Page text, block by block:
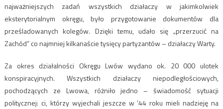
najważniejszych zadań wszystkich działaczy w jakimkolwiek
eksterytorialnym okręgu, było przygotowanie dokumentów dla
prześladowanych kolegów. Dzięki temu, udało się „przerzucić na
Zachód” co najmniej kilkanaście tysięcy partyzantów – działaczy Warty.
Za okres działalności Okręgu Lwów wydano ok. 20 000 ulotek
konspiracyjnych. Wszystkich działaczy niepodległościowych,
pochodzących ze Lwowa, różniło jedno – świadomość sytuacji
politycznej: ci, którzy wyjechali jeszcze w ’44 roku mieli nadzieję na